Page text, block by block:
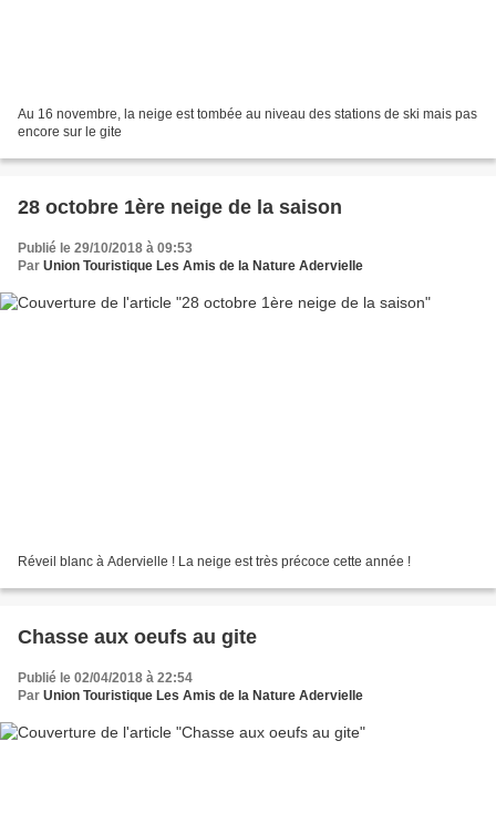
Au 16 novembre, la neige est tombée au niveau des stations de ski mais pas
encore sur le gite
28 octobre 1ère neige de la saison
Publié le 29/10/2018 à 09:53
Par Union Touristique Les Amis de la Nature Adervielle
Réveil blanc à Adervielle ! La neige est très précoce cette année !
Chasse aux oeufs au gite
Publié le 02/04/2018 à 22:54
Par Union Touristique Les Amis de la Nature Adervielle